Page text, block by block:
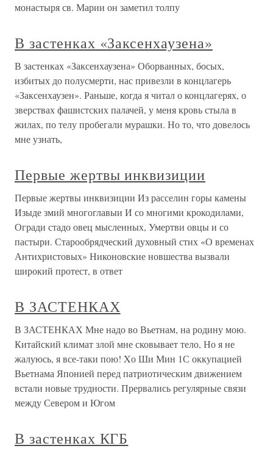
монастыря св. Марии он заметил толпу
В застенках «Заксенхаузена»
В застенках «Заксенхаузена» Оборванных, босых,
избитых до полусмерти, нас привезли в концлагерь
«Заксенхаузен». Раньше, когда я читал о концлагерях, о
зверствах фашистских палачей, у меня кровь стыла в
жилах, по телу пробегали мурашки. Но то, что довелось
мне узнать,
Первые жертвы инквизиции
Первые жертвы инквизиции Из расселин горы камены
Изыде змий многоглавыи И со многими крокодилами,
Огради стадо овец мысленных, Умертви овцы и со
пастыри. Старообрядческий духовный стих «О временах
Антихристовых» Никоновские новшества вызвали
широкий протест, в ответ
В ЗАСТЕНКАХ
В ЗАСТЕНКАХ Мне надо во Вьетнам, на родину мою.
Китайский климат злой мне сковывает тело, Но я не
жалуюсь, я все-таки пою! Xо Ши Мин 1С оккупацией
Вьетнама Японией перед патриотическим движением
встали новые трудности. Прервались регулярные связи
между Севером и Югом
В застенках КГБ